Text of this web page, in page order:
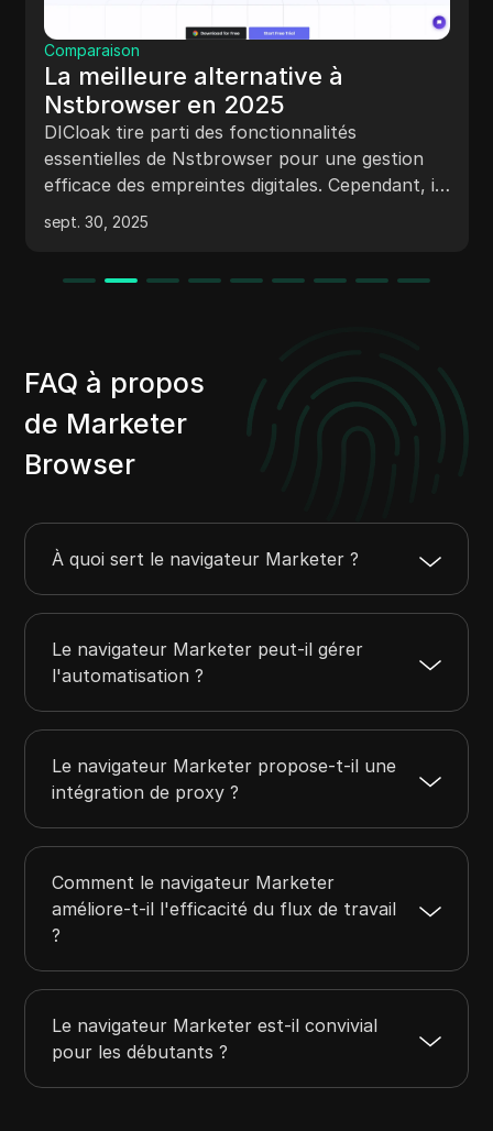
Comparaison
La meilleure alternative à
Nstbrowser en 2025
DICloak tire parti des fonctionnalités
essentielles de Nstbrowser pour une gestion
efficace des empreintes digitales. Cependant, il
surpasse Nstbrowser en offrant une
infrastructure plus robuste qui renforce la
pour des opérations à grande échelle.
sept. 30, 2025
FAQ à propos
de Marketer
Browser
À quoi sert le navigateur Marketer ?
Le navigateur Marketer peut-il gérer
l'automatisation ?
Le navigateur Marketer propose-t-il une
intégration de proxy ?
Comment le navigateur Marketer
améliore-t-il l'efficacité du flux de travail
?
Le navigateur Marketer est-il convivial
pour les débutants ?